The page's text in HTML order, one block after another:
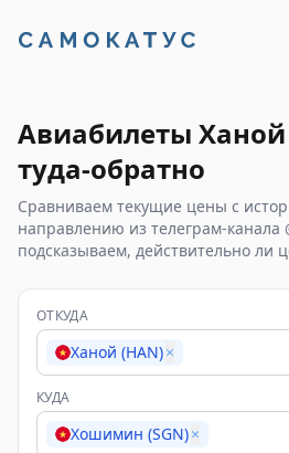
Авиабилеты Ханой
туда-обратно
Сравниваем текущие цены с
направлению из телеграм-канала
подсказываем, действительно ли
ОТКУДА
Ханой (HAN)×
КУДА
Хошимин (SGN)×